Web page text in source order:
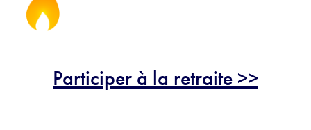
Participer à la retraite >>